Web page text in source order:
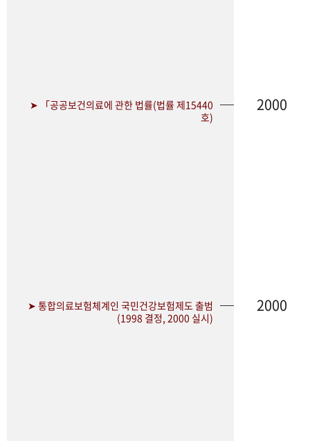
➤ 「공공보건의료에 관한 법률(법률 제15440
호)
2000
➤ 통합의료보험체계인 국민건강보험제도 출범
(1998 결정, 2000 실시)
2000